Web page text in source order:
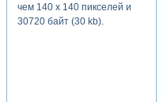
чем 140 x 140 пикселей и
30720 байт (30 kb).